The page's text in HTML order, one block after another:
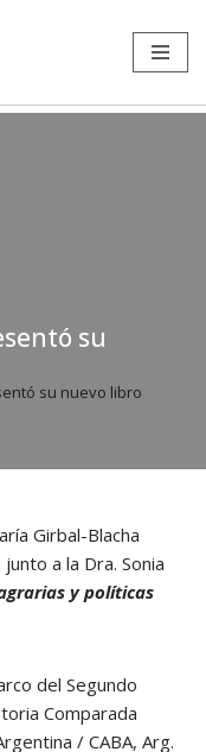
su
su nuevo libro
Girbal-Blacha
a la Dra. Sonia
y políticas
del Segundo
Comparada
/ CABA, Arg.